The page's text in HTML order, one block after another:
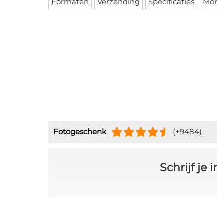
Formaten Verzending Specificaties
Fotogeschenk (+9484)
Schrijf je